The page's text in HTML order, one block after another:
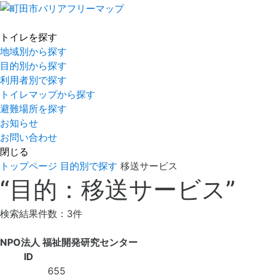
トイレを探す
地域別から探す
目的別から探す
利用者別で探す
トイレマップから探す
避難場所を探す
お知らせ
お問い合わせ
閉じる
トップページ 目的別で探す 移送サービス
“目的：移送サービス”
検索結果件数：3件
NPO法人 福祉開発研究センター
ID
655